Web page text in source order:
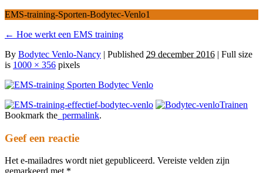
EMS-training-Sporten-Bodytec-Venlo1
← Hoe werkt een EMS training
By Bodytec Venlo-Nancy | Published 29 december 2016 | Full size
is 1000 × 356 pixels
Bookmark the permalink.
Geef een reactie
Het e-mailadres wordt niet gepubliceerd. Vereiste velden zijn